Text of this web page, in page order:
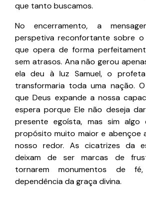
que tanto buscamos.
No encerramento, a
perspetiva reconfortante sobre
que opera de forma
sem atrasos. Ana não gerou
ela deu à luz Samuel, o
transformaria toda uma nação.
que Deus expande a nossa
espera porque Ele não deseja
presente egoísta, mas sim algo
propósito muito maior e abençoe
nosso redor. As cicatrizes da
deixam de ser marcas de
tornarem monumentos de
dependência da graça divina.